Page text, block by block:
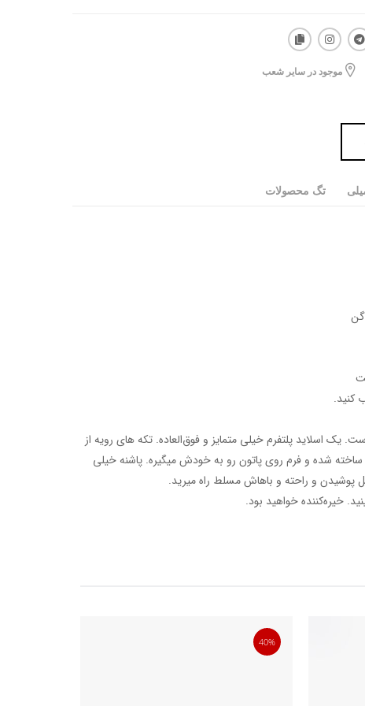
موجود در سایر شعب
تگ محصولات
کنید.
یک اسلاید پلتفرم خیلی متمایز و فوق‌العاده. تکه های رویه از
شده و فرم روی پاتون رو به خودش میگیره. پاشنه خیلی
پوشیدن و راحته و باهاش مسلط راه میرید.
خیره‌کننده خواهید بود.
40%